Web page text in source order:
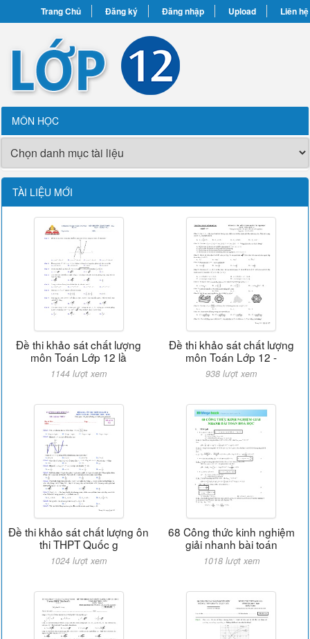
Trang Chủ Đăng ký Đăng nhập Upload Liên hệ
MÔN HỌC
TÀI LIỆU MỚI
Đề thi khảo sát chất lượng
môn Toán Lớp 12 lầ
1144 lượt xem
Đề thi khảo sát chất lượng
môn Toán Lớp 12 -
938 lượt xem
Đề thi khảo sát chất lượng ôn
thi THPT Quốc g
1024 lượt xem
68 Công thức kinh nghiệm
giải nhanh bài toán
1018 lượt xem